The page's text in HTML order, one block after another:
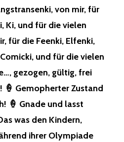
AUFTE V
OR W
EI N
ETTO…, N
IN, A
LLES Z
ERSTÖRT W
AS G
ESCHADET H
ND L
von mir, für
Ki, und für die vielen
für die Feenki, Elfenki,
und für die vielen
gezogen, gültig, frei
🍦 Gemopherter Zustand
🍦 Gnade und lasst
was den Kindern,
ihrer Olympiade